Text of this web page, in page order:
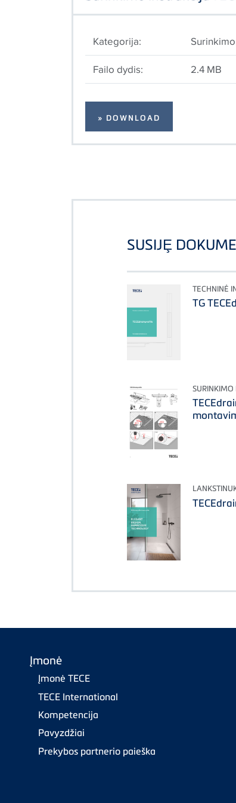
Kategorija:
Failo dydis:
2.4 MB
» DOWNLOAD
SUSIJȨ
TECHNINĖ
TG
SURINKIMO
Įmonė
Įmonė TECE
TECE International
Kompetencija
Pavyzdžiai
Prekybos partnerio paieška